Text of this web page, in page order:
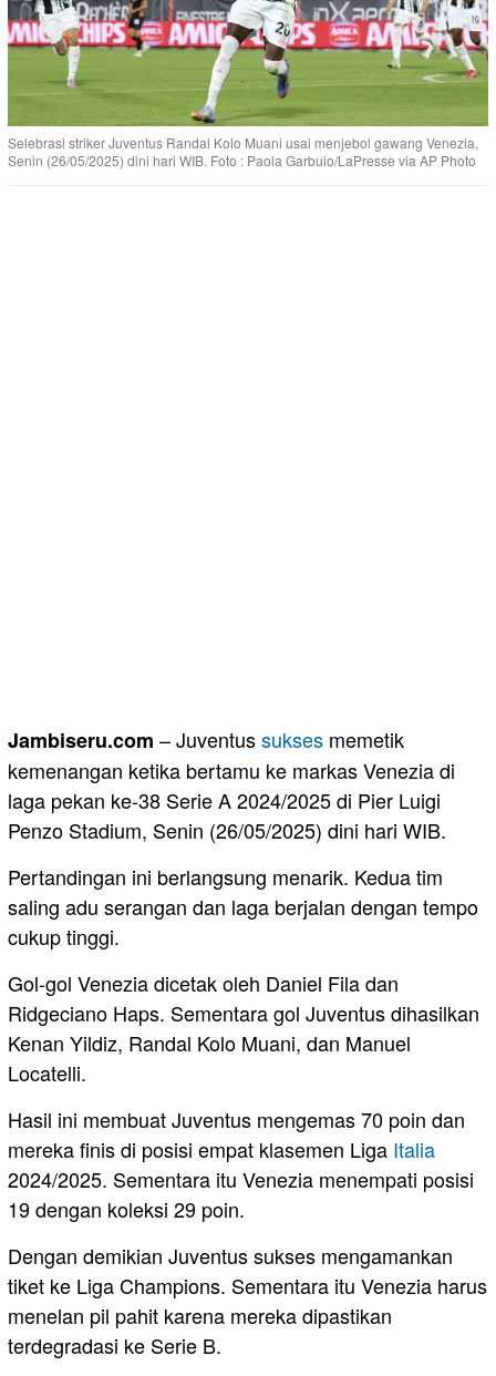
Selebrasi striker Juventus Randal Kolo Muani usai menjebol gawang Venezia,
Senin (26/05/2025) dini hari WIB. Foto : Paola Garbuio/LaPresse via AP Photo
Jambiseru.com – Juventussukses memetik
kemenangan ketika bertamu ke markas Venezia di
laga pekan ke-38 Serie A 2024/2025 di Pier Luigi
Penzo Stadium, Senin (26/05/2025) dini hari WIB.
Pertandingan ini berlangsung menarik. Kedua tim
saling adu serangan dan laga berjalan dengan tempo
cukup tinggi.
Gol-gol Venezia dicetak oleh Daniel Fila dan
Ridgeciano Haps. Sementara gol Juventus dihasilkan
Kenan Yildiz, Randal Kolo Muani, dan Manuel
Locatelli.
Hasil ini membuat Juventus mengemas 70 poin dan
mereka finis di posisi empat klasemen Liga Italia
2024/2025. Sementara itu Venezia menempati posisi
19 dengan koleksi 29 poin.
Dengan demikian Juventus sukses mengamankan
tiket ke Liga Champions. Sementara itu Venezia harus
menelan pil pahit karena mereka dipastikan
terdegradasi ke Serie B.